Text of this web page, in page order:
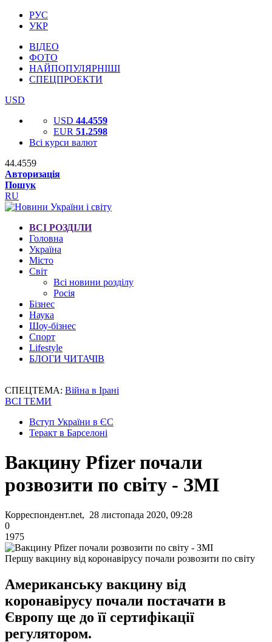
РУС
УКР
ВІДЕО
ФОТО
НАЙПОПУЛЯРНІШІ
СПЕЦПРОЕКТИ
USD
USD 44.4559
EUR 51.2598
Всі курси валют
44.4559
Авторизація
Пошук
RU
ВСІ РОЗДІЛИ
Головна
Україна
Місто
Світ
Всі новини розділу
Росія
Бізнес
Наука
Шоу-бізнес
Спорт
Lifestyle
БЛОГИ ЧИТАЧІВ
СПЕЦТЕМА: Війна в Ірані
ВСІ ТЕМИ
Вступ України в ЄС
Теракт в Барселоні
Вакцину Pfizer почали
розвозити по світу - ЗМІ
Корреспондент.net, 28 листопада 2020, 09:28
0
1975
Першу вакцину від коронавірусу почали розвозити по світу
Американську вакцину від
коронавірусу почали постачати в
Європу ще до її сертифікації
регулятором.